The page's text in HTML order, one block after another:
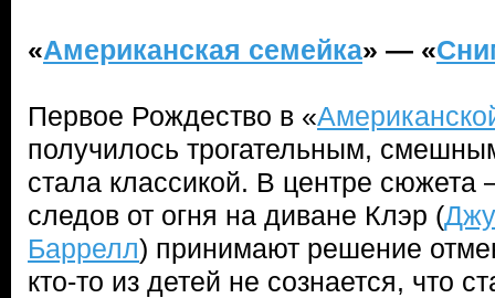
«Американская семейка» — «
Первое Рождество в «
получилось трогательным,
стала классикой. В центре
следов от огня на диване Клэр (
Баррелл) принимают решение
кто-то из детей не сознается, что